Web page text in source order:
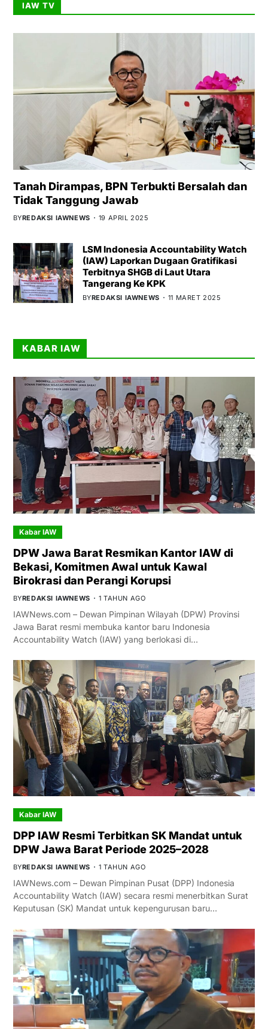
IAW TV
Tanah Dirampas, BPN Terbukti Bersalah dan
Tidak Tanggung Jawab
BYREDAKSI IAWNEWS 19 APRIL 2025
LSM Indonesia Accountability Watch
(IAW) Laporkan Dugaan Gratifikasi
Terbitnya SHGB di Laut Utara
Tangerang Ke KPK
BYREDAKSI IAWNEWS 11 MARET 2025
KABAR IAW
Kabar IAW
DPW Jawa Barat Resmikan Kantor IAW di
Bekasi, Komitmen Awal untuk Kawal
Birokrasi dan Perangi Korupsi
BYREDAKSI IAWNEWS 1 TAHUN AGO
IAWNews.com – Dewan Pimpinan Wilayah (DPW) Provinsi
Jawa Barat resmi membuka kantor baru Indonesia
Accountability Watch (IAW) yang berlokasi di…
Kabar IAW
DPP IAW Resmi Terbitkan SK Mandat untuk
DPW Jawa Barat Periode 2025–2028
BYREDAKSI IAWNEWS 1 TAHUN AGO
IAWNews.com – Dewan Pimpinan Pusat (DPP) Indonesia
Accountability Watch (IAW) secara resmi menerbitkan Surat
Keputusan (SK) Mandat untuk kepengurusan baru…